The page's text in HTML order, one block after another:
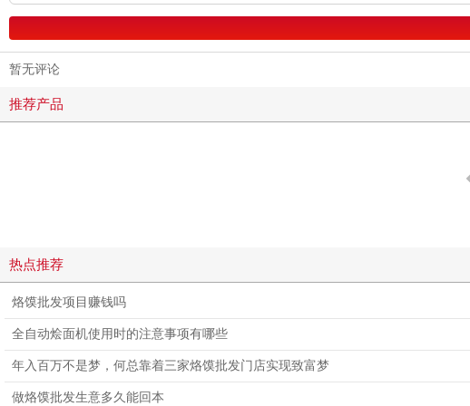
暂无评论
推荐产品
热点推荐
烙馍批发项目赚钱吗
全自动烩面机使用时的注意事项有哪些
年入百万不是梦，何总靠着三家烙馍批发门店实现致富梦
做烙馍批发生意多久能回本